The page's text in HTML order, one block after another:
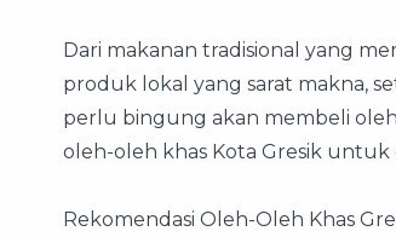
Dari makanan tradisional yang
produk lokal yang sarat makna,
perlu bingung akan membeli
oleh-oleh khas Kota Gresik untuk
Rekomendasi Oleh-Oleh Khas